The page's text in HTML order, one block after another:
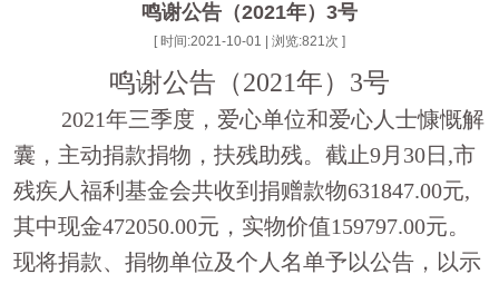
鸣谢公告（2021年）3号
[ 时间:2021-10-01 | 浏览:821次 ]
鸣谢公告（2021年） 3号
2021年三季度，爱心单位和爱心人士慷慨解
囊，主动捐款捐物，扶残助残。截止9月 30日 ,市
残疾人福利基金会共收到捐赠款物631847.00元,
其中现金472050.00元，实物价值159797.00元。
现将捐款、捐物单位及个人名单予以公告，以示